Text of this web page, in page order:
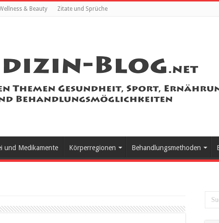
& Beauty Zitate und Sprüche
und Medikamente Körperregionen Behandlungsmethoden